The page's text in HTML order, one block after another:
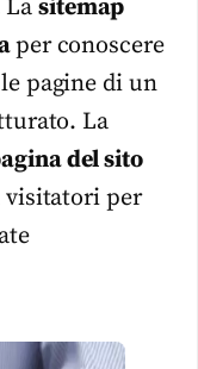
La sitemap
per conoscere
pagine di un
La
del sito
visitatori per